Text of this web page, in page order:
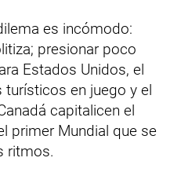
es incómodo:
presionar poco
Estados Unidos, el
en juego y el
capitalicen el
primer Mundial que se
ritmos.